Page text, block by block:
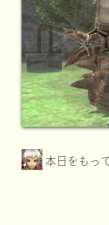
本日をもっ